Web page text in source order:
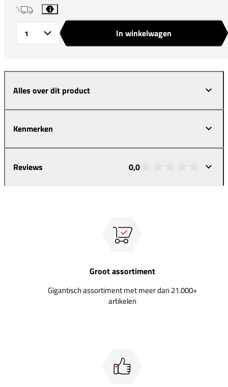
i
In winkelwagen
Alles over dit product
Kenmerken
Reviews 0,0
Groot assortiment
Gigantisch assortiment met meer dan 21.000+
artikelen